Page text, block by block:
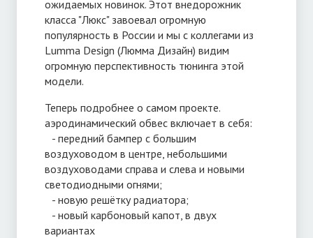
ожидаемых новинок. Этот внедорожник
класса "Люкс" завоевал огромную
популярность в России и мы с коллегами из
Lumma Design (Люмма Дизайн) видим
огромную перспективность тюнинга этой
модели.
Теперь подробнее о самом проекте.
аэродинамический обвес включает в себя:
- передний бампер с большим
воздуховодом в центре, небольшими
воздуховодами справа и слева и новыми
светодиодными огнями;
- новую решётку радиатора;
- новый карбоновый капот, в двух
вариантах